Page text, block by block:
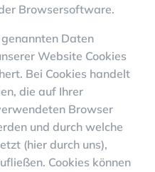
Browsersoftware.
Daten
Website Cookies
Bei Cookies handelt
die auf Ihrer
Browser
und durch welche
(hier durch uns),
Cookies können